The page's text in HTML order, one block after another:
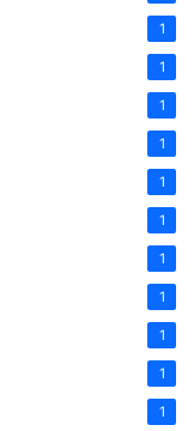
1
1
1
1
1
1
1
1
1
1
1